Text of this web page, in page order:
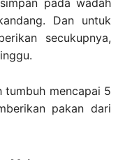
pada wadah
Dan untuk
secukupnya,
tumbuh mencapai 5
pakan dari